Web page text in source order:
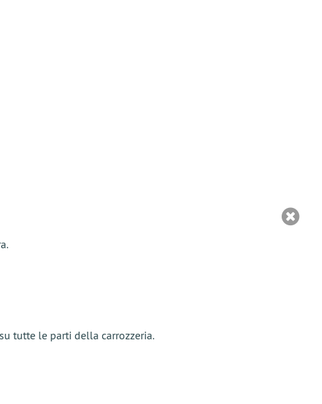
tutte le parti della carrozzeria.